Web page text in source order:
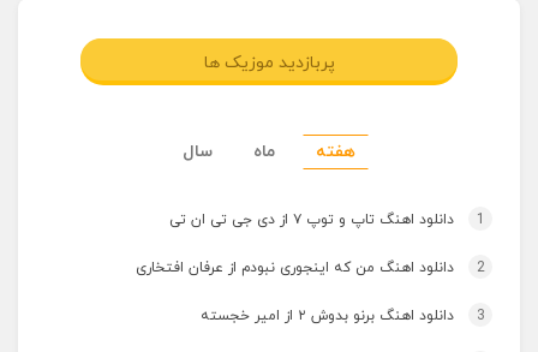
پربازدید موزیک ها
هفته ماه سال
1 دانلود اهنگ تاپ و توپ ۷ از دی جی تی ان تی
2 دانلود اهنگ من که اینجوری نبودم از عرفان افتخاری
3 دانلود اهنگ برنو بدوش ۲ از امیر خجسته